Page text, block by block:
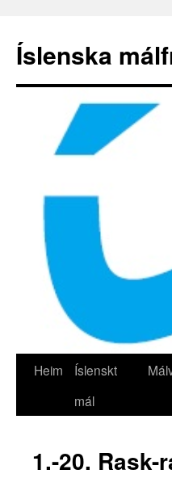
efni
Íslenska
Heim
Íslenskt
mál
1.-20. Rask-